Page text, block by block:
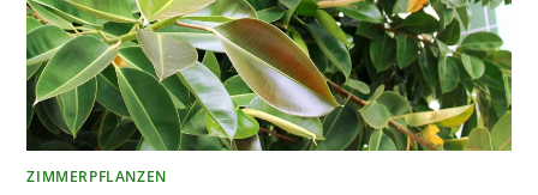
ZIMMERPFLANZEN